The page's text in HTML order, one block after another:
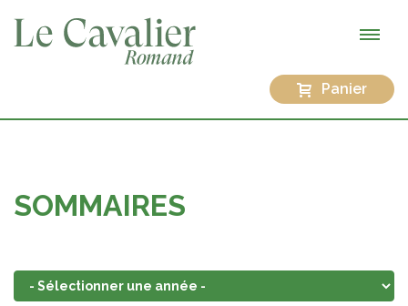
Panier
SOMMAIRES